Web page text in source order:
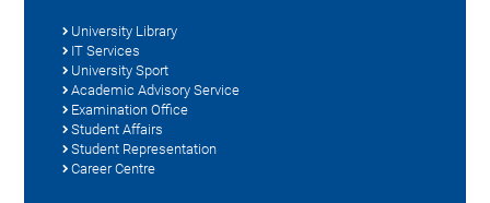
University Library
IT Services
University Sport
Academic Advisory Service
Examination Office
Student Affairs
Student Representation
Career Centre